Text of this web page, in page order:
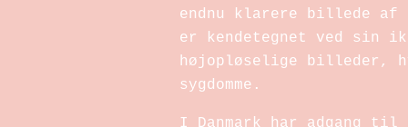
endnu klarere billede af
er kendetegnet ved sin
højopløselige billeder,
sygdomme.
I Danmark har adgang til